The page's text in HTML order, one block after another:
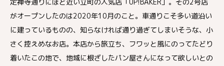
がオープンしたのは2020年10月のこと。車通りこそ多い道沿い
に建っているものの、知らなければ通り過ぎてしまいそうな、小
さく控えめなお店。本店から旅立ち、フワッと風にのってたどり
着いたこの地で、地域に根ざしたパン屋さんになって欲しいとの